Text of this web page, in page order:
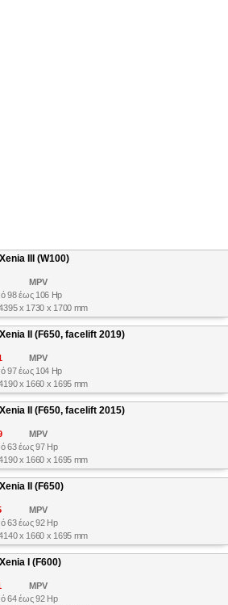
III (W100)
MPV
98 έως 106 Hp
4395 x 1730 x 1700 mm
II (F650, facelift 2019)
MPV
97 έως 104 Hp
4190 x 1660 x 1695 mm
II (F650, facelift 2015)
MPV
63 έως 97 Hp
4190 x 1660 x 1695 mm
II (F650)
MPV
63 έως 92 Hp
4140 x 1660 x 1695 mm
I (F600)
MPV
64 έως 92 Hp